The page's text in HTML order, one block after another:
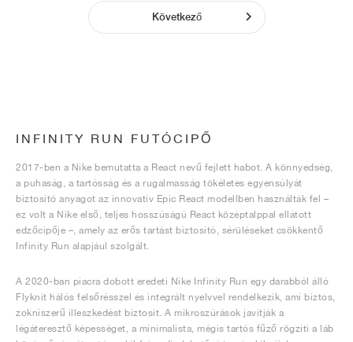
Következő
INFINITY RUN FUTÓCIPŐ
2017-ben a Nike bemutatta a React nevű fejlett habot. A könnyedség,
a puhaság, a tartósság és a rugalmasság tökéletes egyensúlyát
biztosító anyagot az innovatív Epic React modellben használták fel –
ez volt a Nike első, teljes hosszúságú React középtalppal ellátott
edzőcipője –, amely az erős tartást biztosító, sérüléseket csökkentő
Infinity Run alapjául szolgált.
A 2020-ban piacra dobott eredeti Nike Infinity Run egy darabból álló
Flyknit hálós felsőrésszel és integrált nyelvvel rendelkezik, ami biztos,
zokniszerű illeszkedést biztosít. A mikroszúrások javítják a
légáteresztő képességet, a minimalista, mégis tartós fűző rögzíti a láb